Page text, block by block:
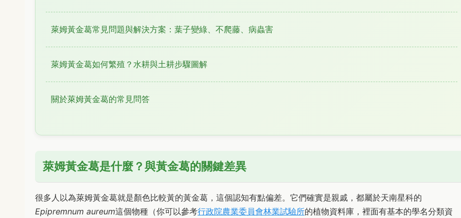
萊姆黃金葛常見問題與解決方案：葉子變綠、不爬藤、病蟲害
萊姆黃金葛如何繁殖？水耕與土耕步驟圖解
關於萊姆黃金葛的常見問答
萊姆黃金葛是什麼？與黃金葛的關鍵差異
很多人以為萊姆黃金葛就是顏色比較黃的黃金葛，這個認知有點偏差。它們確實是親戚，都屬於天南星科的
Epipremnum aureum這個物種（你可以參考行政院農業委員會林業試驗所的植物資料庫，裡面有基本的學名分類資